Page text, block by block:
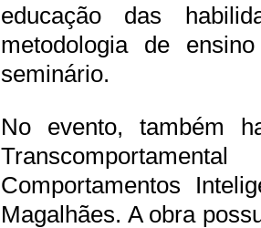
educação das
metodologia de
seminário.
No evento, também
Comportamentos
Magalhães. A obra